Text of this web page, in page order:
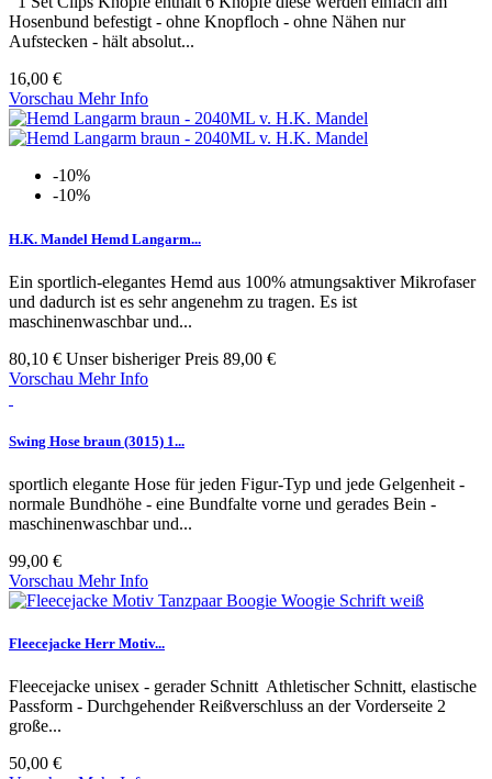
Hosenbund befestigt - ohne Knopfloch - ohne Nähen nur
Aufstecken - hält absolut...
16,00 €
Vorschau Mehr Info
-10%
-10%
H.K. Mandel Hemd Langarm...
Ein sportlich-elegantes Hemd aus 100% atmungsaktiver Mikrofaser
und dadurch ist es sehr angenehm zu tragen. Es ist
maschinenwaschbar und...
80,10 € Unser bisheriger Preis 89,00 €
Vorschau Mehr Info
Swing Hose braun (3015) 1...
sportlich elegante Hose für jeden Figur-Typ und jede Gelgenheit -
normale Bundhöhe - eine Bundfalte vorne und gerades Bein -
maschinenwaschbar und...
99,00 €
Vorschau Mehr Info
Fleecejacke Herr Motiv...
Fleecejacke unisex - gerader Schnitt Athletischer Schnitt, elastische
Passform - Durchgehender Reißverschluss an der Vorderseite 2
große...
50,00 €